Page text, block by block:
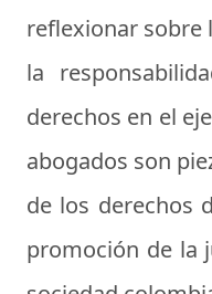
reflexionar sobre
la
derechos en el
abogados son
de los derechos
promoción de la